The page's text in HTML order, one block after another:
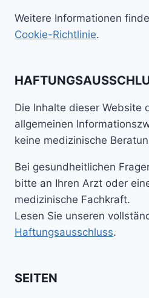
Weitere Informationen
Cookie-Richtlinie.
Die Inhalte dieser Website
allgemeinen
keine medizinische
Bei gesundheitlichen
bitte an Ihren Arzt oder
medizinische Fachkraft.
Lesen Sie unseren
Haftungsausschluss.
SEITEN